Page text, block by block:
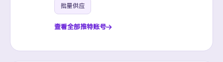
批量供应
查看全部推特账号